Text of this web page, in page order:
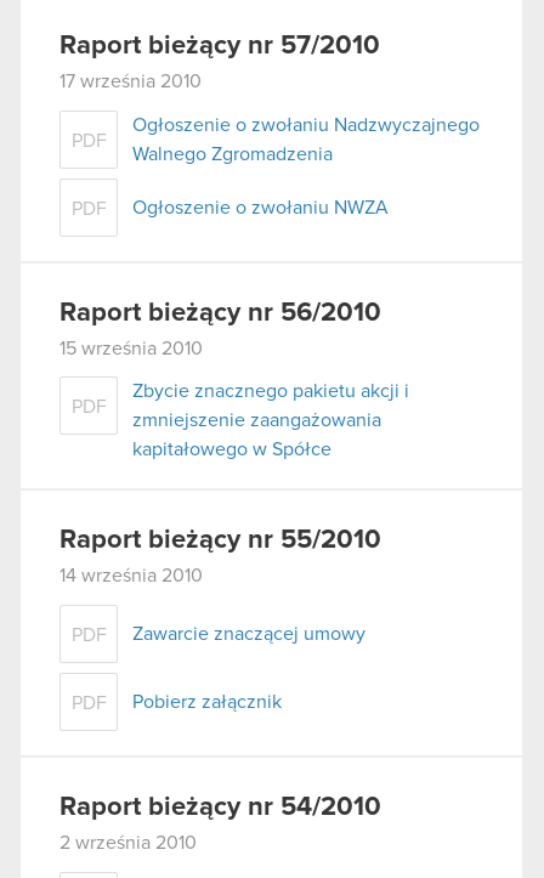
Raport bieżący nr 57/2010
17 września 2010
PDF
Ogłoszenie o zwołaniu Nadzwyczajnego
Walnego Zgromadzenia
PDF Ogłoszenie o zwołaniu NWZA
Raport bieżący nr 56/2010
15 września 2010
PDF
Zbycie znacznego pakietu akcji i
zmniejszenie zaangażowania
kapitałowego w Spółce
Raport bieżący nr 55/2010
14 września 2010
PDF Zawarcie znaczącej umowy
PDF Pobierz załącznik
Raport bieżący nr 54/2010
2 września 2010